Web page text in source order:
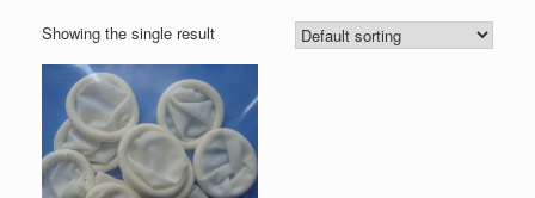
Showing the single result